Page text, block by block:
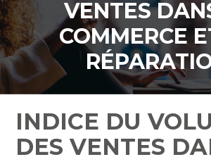
VENTES
COMMERCE
AUTOMOBILE –
2023
INDICE DU
DES VENTES